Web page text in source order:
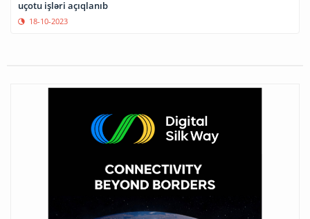
İşğaldan azad edilmiş ərazilərdə aparılan dövlət torpaq kadastr
uçotu işləri açıqlanıb